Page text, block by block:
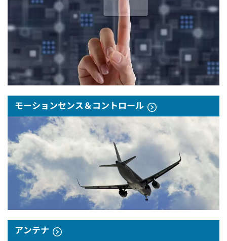
モーションセンス＆コントロール
アンテナ